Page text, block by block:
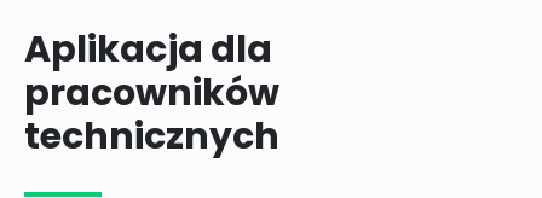
Aplikacja dla
pracowników
technicznych